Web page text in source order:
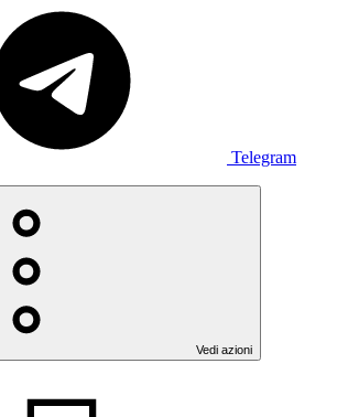
Telegram
Vedi azioni